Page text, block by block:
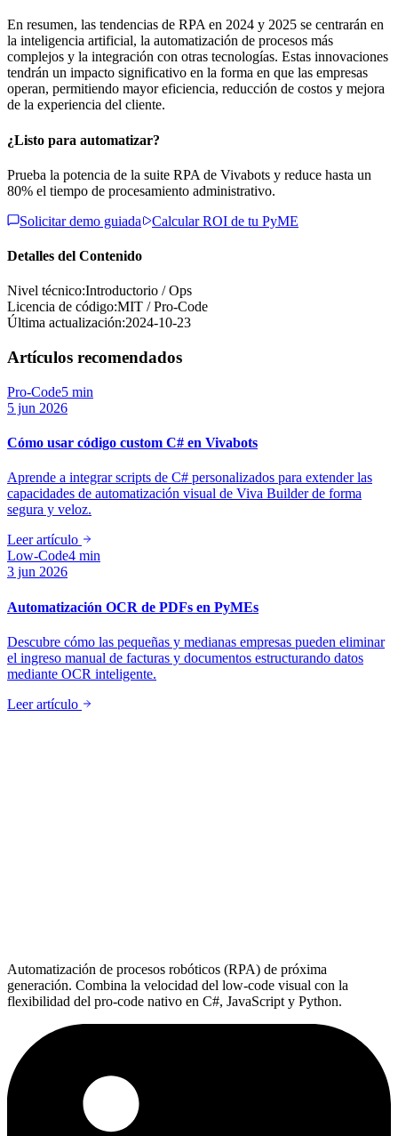
En resumen, las tendencias de RPA en 2024 y 2025 se centrarán en
la inteligencia artificial, la automatización de procesos más
complejos y la integración con otras tecnologías. Estas innovaciones
tendrán un impacto significativo en la forma en que las empresas
operan, permitiendo mayor eficiencia, reducción de costos y mejora
de la experiencia del cliente.
¿Listo para automatizar?
Prueba la potencia de la suite RPA de Vivabots y reduce hasta un
80% el tiempo de procesamiento administrativo.
Solicitar demo guiada
Calcular ROI de tu PyME
Detalles del Contenido
Nivel técnico:Introductorio / Ops
Licencia de código:MIT / Pro-Code
Última actualización:2024-10-23
Artículos recomendados
Pro-Code5 min
5 jun 2026
Cómo usar código custom C# en Vivabots
Aprende a integrar scripts de C# personalizados para extender las
capacidades de automatización visual de Viva Builder de forma
segura y veloz.
Leer artículo
Low-Code4 min
3 jun 2026
Automatización OCR de PDFs en PyMEs
Descubre cómo las pequeñas y medianas empresas pueden eliminar
el ingreso manual de facturas y documentos estructurando datos
mediante OCR inteligente.
Leer artículo
Automatización de procesos robóticos (RPA) de próxima
generación. Combina la velocidad del low-code visual con la
flexibilidad del pro-code nativo en C#, JavaScript y Python.